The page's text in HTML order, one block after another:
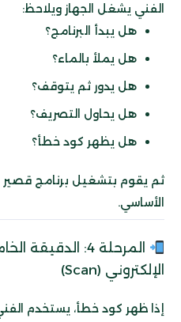
الفني يشغل الجهاز ويلاحظ:
هل يبدأ البرنامج؟
هل يملأ بالماء؟
هل يدور ثم يتوقف؟
هل يحاول التصريف؟
هل يظهر كود خطأ؟
ثم يقوم بتشغيل برنامج قصير
الأساسي.
المرحلة 4:
الإلكتروني (Scan)
إذا ظهر كود خطأ، يستخدم